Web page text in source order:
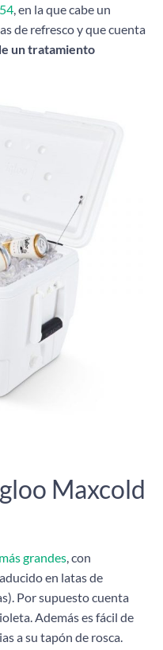
, en la que cabe un
de refresco y que cuenta
un tratamiento
Maxcold
grandes , con
en latas de
Por supuesto cuenta
Además es fácil de
a su tapón de rosca.